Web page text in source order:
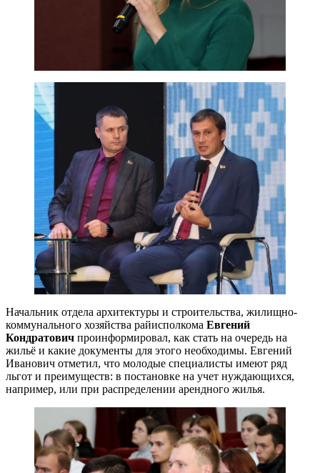
Начальник отдела архитектуры и строительства, жилищно-
коммунального хозяйства райисполкома Евгений
Кондратович проинформировал, как стать на очередь на
жильё и какие документы для этого необходимы. Евгений
Иванович отметил, что молодые специалисты имеют ряд
льгот и преимуществ: в постановке на учет нуждающихся,
например, или при распределении арендного жилья.